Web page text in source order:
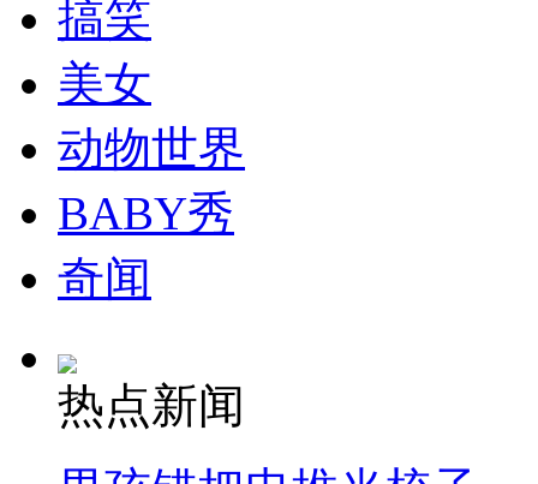
消防员救轻生者
纽约上演“枕头大战”
司机酒驾遇交警 急速倒车逃窜
搞笑
美女
动物世界
BABY秀
奇闻
热点新闻